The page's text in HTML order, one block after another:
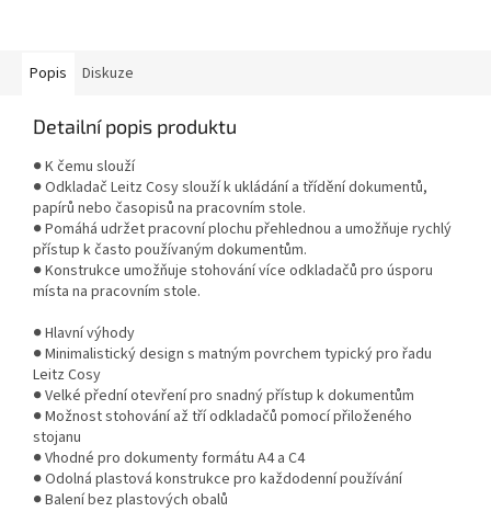
Popis
Diskuze
Detailní popis produktu
● K čemu slouží
● Odkladač Leitz Cosy slouží k ukládání a třídění dokumentů,
papírů nebo časopisů na pracovním stole.
● Pomáhá udržet pracovní plochu přehlednou a umožňuje rychlý
přístup k často používaným dokumentům.
● Konstrukce umožňuje stohování více odkladačů pro úsporu
místa na pracovním stole.
● Hlavní výhody
● Minimalistický design s matným povrchem typický pro řadu
Leitz Cosy
● Velké přední otevření pro snadný přístup k dokumentům
● Možnost stohování až tří odkladačů pomocí přiloženého
stojanu
● Vhodné pro dokumenty formátu A4 a C4
● Odolná plastová konstrukce pro každodenní používání
● Balení bez plastových obalů